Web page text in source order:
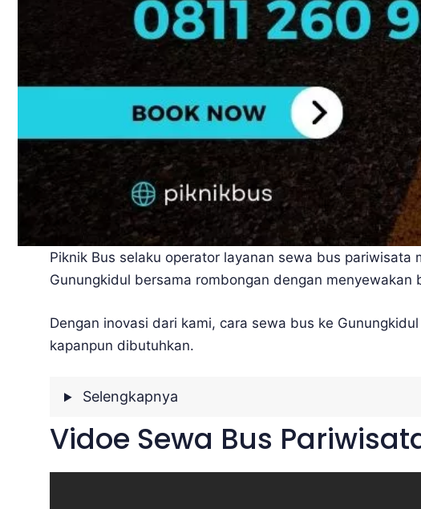
Piknik Bus selaku operator layanan sewa bus
Gunungkidul bersama rombongan dengan
Dengan inovasi dari kami, cara sewa bus ke
kapanpun dibutuhkan.
Selengkapnya
Vidoe Sewa Bus